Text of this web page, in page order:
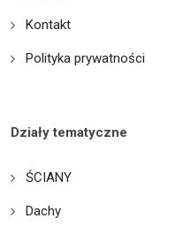
Kontakt
Polityka prywatności
Działy tematyczne
ŚCIANY
Dachy